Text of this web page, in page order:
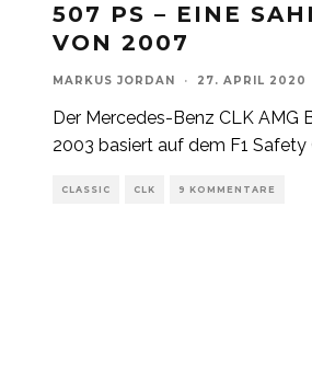
507 PS – EINE
VON 2007
MARKUS JORDAN · 27. APRIL 2020
Der Mercedes-Benz CLK AMG
2003 basiert auf dem F1
CLASSIC CLK 9 KOMMENTARE